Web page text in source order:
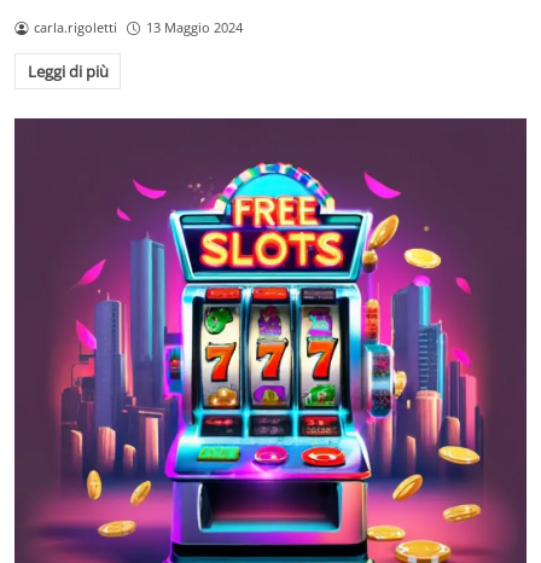
carla.rigoletti 13 Maggio 2024
Leggi di più